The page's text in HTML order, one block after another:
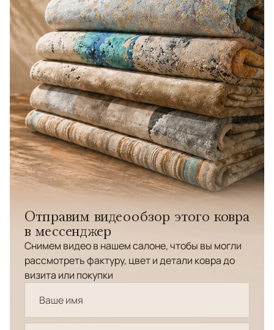
Отправим видеообзор этого ковра
в мессенджер
Снимем видео в нашем салоне, чтобы вы могли
рассмотреть фактуру, цвет и детали ковра до
визита или покупки